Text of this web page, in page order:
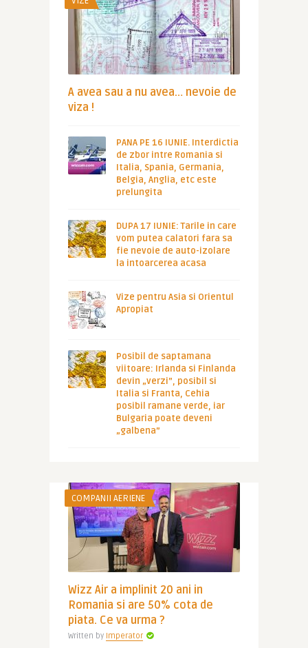
A avea sau a nu avea… nevoie de
viza !
PANA PE 16 IUNIE. Interdictia
de zbor intre Romania si
Italia, Spania, Germania,
Belgia, Anglia, etc este
prelungita
DUPA 17 IUNIE: Tarile in care
vom putea calatori fara sa
fie nevoie de auto-izolare
la intoarcerea acasa
Vize pentru Asia si Orientul
Apropiat
Posibil de saptamana
viitoare: Irlanda si Finlanda
devin „verzi”, posibil si
Italia si Franta, Cehia
posibil ramane verde, iar
Bulgaria poate deveni
„galbena”
COMPANII AERIENE
Wizz Air a implinit 20 ani in
Romania si are 50% cota de
piata. Ce va urma ?
Written by Imperator